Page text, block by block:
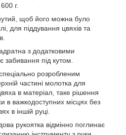
г.
щоб його можна було
для піддування цвяхів та
з додатковими
під кутом.
розробленим
частині молотка для
в матеріал, таке рішення
в важкодоступних місцях без
в іншій руці.
рукоятка відмінно поглинає